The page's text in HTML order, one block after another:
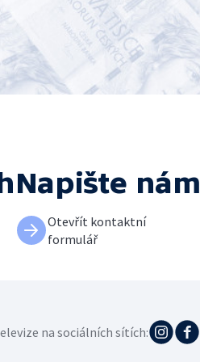
Napište nám
Otevřít kontaktní
formulář
na sociálních sítích: